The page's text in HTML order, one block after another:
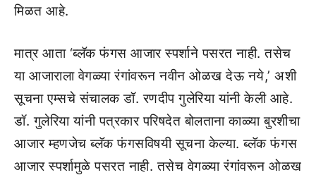
मिळत आहे.
मात्र आता ‘ब्लॅक फंगस आजार स्पर्शाने पसरत नाही. तसेच
या आजाराला वेगळ्या रंगांवरून नवीन ओळख देऊ नये,’ अशी
सूचना एम्सचे संचालक डॉ. रणदीप गुलेरिया यांनी केली आहे.
डॉ. गुलेरिया यांनी पत्रकार परिषदेत बोलताना काळ्या बुरशीचा
आजार म्हणजेच ब्लॅक फंगसविषयी सूचना केल्या. ब्लॅक फंगस
आजार स्पर्शामुळे पसरत नाही. तसेच वेगळ्या रंगांवरून ओळख